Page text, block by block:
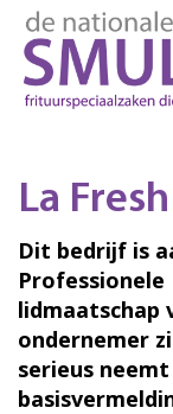
La
Dit bedrijf is
lidmaatschap
ondernemer
serieus